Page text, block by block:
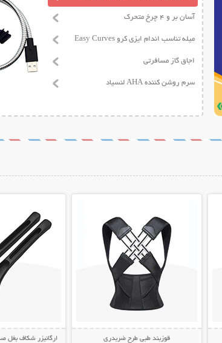
آسان بر و 4 چرخ متحرک
میله تناسب اندام ایزی کرو Easy Curves
اجاق گاز مسافرتی
سرم روشن کننده AHA لنسیاد
قوزبند طبی طرح ضربدری ارگانیزر شکاف بغل